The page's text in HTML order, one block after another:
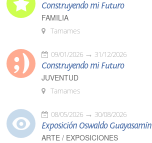
Construyendo mi Futuro
FAMILIA
Tamames
09/01/2026 31/12/2026
Construyendo mi Futuro
JUVENTUD
Tamames
08/05/2026 30/08/2026
Exposición Oswaldo Guayasamín
ARTE / EXPOSICIONES